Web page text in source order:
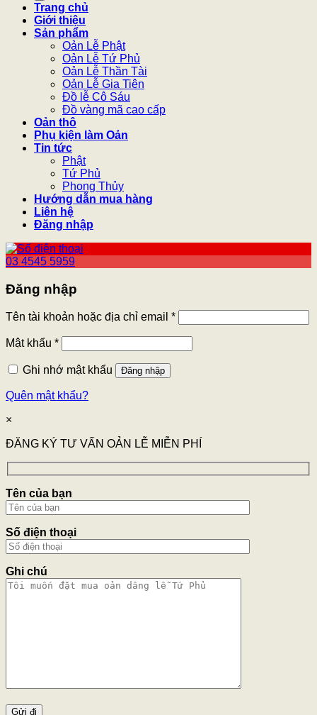
Trang chủ
Giới thiệu
Sản phẩm
Oản Lễ Phật
Oản Lễ Tứ Phủ
Oản Lễ Thần Tài
Oản Lễ Gia Tiên
Đồ lễ Cô Sáu
Đồ vàng mã cao cấp
Oản thô
Phụ kiện làm Oản
Tin tức
Phật
Tứ Phủ
Phong Thủy
Hướng dẫn mua hàng
Liên hệ
Đăng nhập
03 4545 5959
Đăng nhập
Tên tài khoản hoặc địa chỉ email *
Mật khẩu *
Ghi nhớ mật khẩu Đăng nhập
Quên mật khẩu?
×
ĐĂNG KÝ TƯ VẤN OẢN LỄ MIỄN PHÍ
Tên của bạn
Số điện thoại
Ghi chú